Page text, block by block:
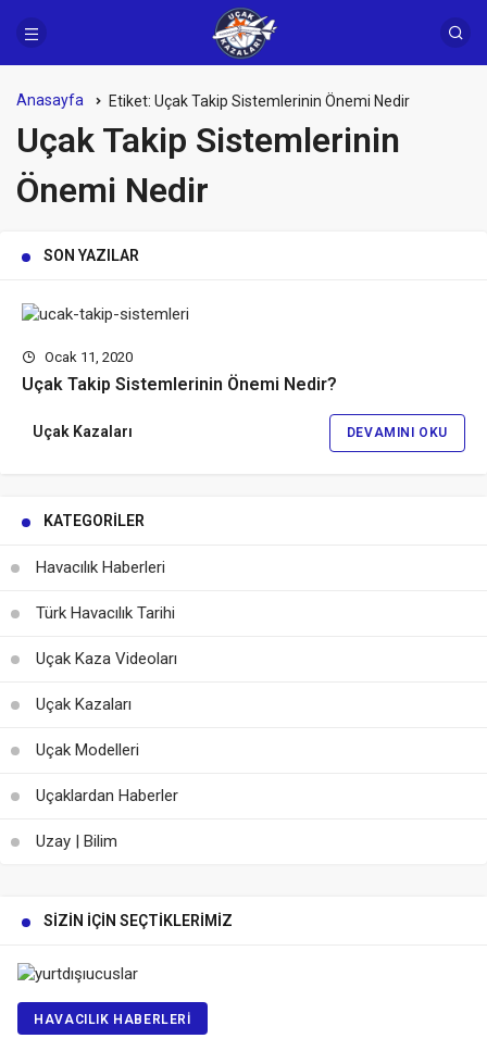
Anasayfa Etiket: Uçak Takip Sistemlerinin Önemi Nedir
Uçak Takip Sistemlerinin
Önemi Nedir
SON YAZILAR
Ocak 11, 2020
Uçak Takip Sistemlerinin Önemi Nedir?
Uçak Kazaları DEVAMINI OKU
KATEGORILER
Havacılık Haberleri
Türk Havacılık Tarihi
Uçak Kaza Videoları
Uçak Kazaları
Uçak Modelleri
Uçaklardan Haberler
Uzay | Bilim
SIZIN İÇIN SEÇTIKLERIMIZ
HAVACILIK HABERLERI